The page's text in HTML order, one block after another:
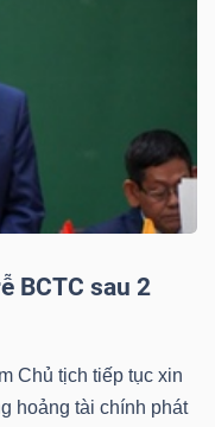
BCTC sau 2
Chủ tịch tiếp tục xin
hoảng tài chính phát